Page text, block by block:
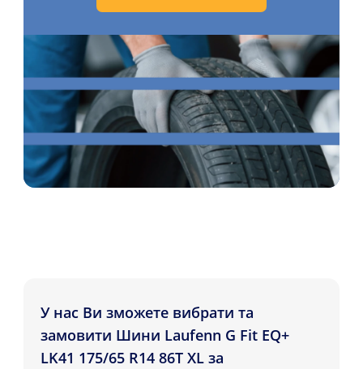
У нас Ви зможете вибрати та
замовити Шини Laufenn G Fit EQ+
LK41 175/65 R14 86T XL за